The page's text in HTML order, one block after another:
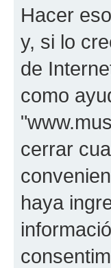
Hacer
y, si lo
de
como
cerrar
haya